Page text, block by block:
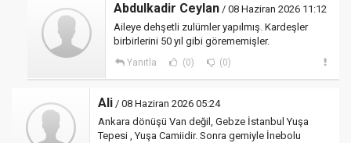
Abdulkadir Ceylan / 08 Haziran 2026 11:12
Aileye dehşetli zulümler yapılmış. Kardeşler
birbirlerini 50 yıl gibi görememişler.
Yanıtla (0) (0)
Ali / 08 Haziran 2026 05:24
Ankara dönüşü Van değil, Gebze İstanbul Yuşa
Tepesi , Yuşa Camiidir. Sonra gemiyle İnebolu